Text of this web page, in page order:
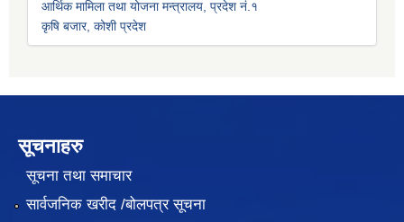
आर्थिक मामिला तथा योजना मन्त्रालय, प्रदेश नं.१
कृषि बजार, कोशी प्रदेश
सूचनाहरु
सूचना तथा समाचार
सार्वजनिक खरीद /बोलपत्र सूचना